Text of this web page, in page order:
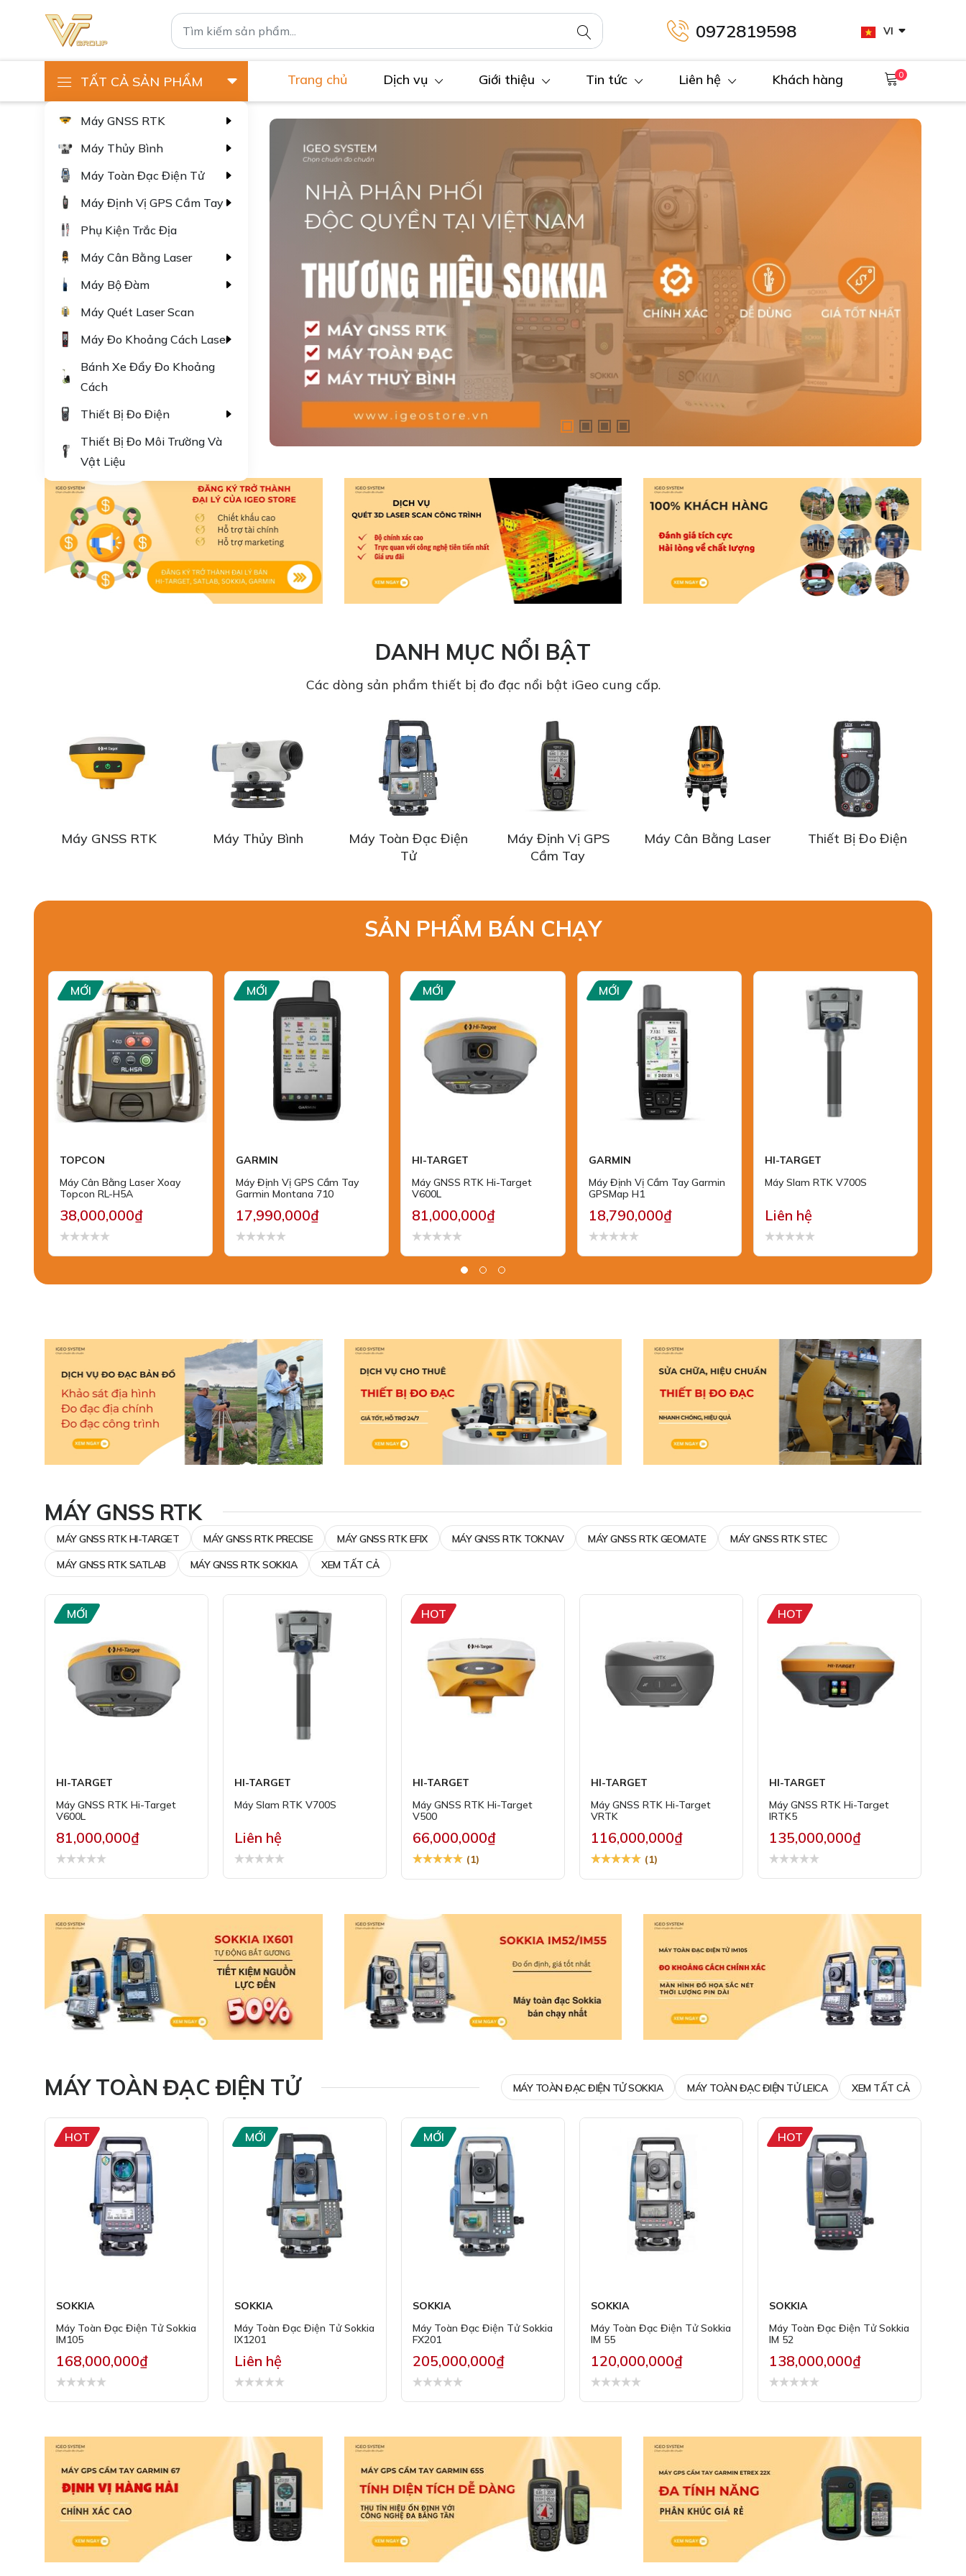
0972819598 VI
TẤT CẢ SẢN PHẨM
Máy GNSS RTK
Máy Thủy Bình
Máy Toàn Đạc Điện Tử
Máy Định Vị GPS Cầm Tay
Phụ Kiện Trắc Địa
Máy Cân Bằng Laser
Máy Bộ Đàm
Máy Quét Laser Scan
Máy Đo Khoảng Cách Laser
Bánh Xe Đẩy Đo Khoảng
Cách
Thiết Bị Đo Điện
Thiết Bị Đo Môi Trường Và
Vật Liệu
Trang chủ Dịch vụ Giới thiệu Tin tức Liên hệ Khách hàng 0
DANH MỤC NỔI BẬT
Các dòng sản phẩm thiết bị đo đạc nổi bật iGeo cung cấp.
Máy GNSS RTK Máy Thủy Bình
Máy Toàn Đạc Điện
Tử
Máy Định Vị GPS
Cầm Tay
Máy Cân Bằng Laser Thiết Bị Đo Điện
SẢN PHẨM BÁN CHẠY
MỚI
TOPCON
Máy Cân Bằng Laser Xoay
Topcon RL-H5A
38,000,000₫
MỚI
GARMIN
Máy Định Vị GPS Cầm Tay
Garmin Montana 710
17,990,000₫
MỚI
HI-TARGET
Máy GNSS RTK Hi-Target
V600L
81,000,000₫
MỚI
GARMIN
Máy Định Vị Cầm Tay Garmin
GPSMap H1
18,790,000₫
HI-TARGET
Máy Slam RTK V700S
Liên hệ
MÁY GNSS RTK
MÁY GNSS RTK HI-TARGET MÁY GNSS RTK PRECISE MÁY GNSS RTK EFIX MÁY GNSS RTK TOKNAV MÁY GNSS RTK GEOMATE
MÁY GNSS RTK STEC
MÁY GNSS RTK SATLAB
MÁY GNSS RTK SOKKIA XEM TẤT CẢ
MỚI
HI-TARGET
Máy GNSS RTK Hi-Target
V600L
81,000,000₫
HI-TARGET
Máy Slam RTK V700S
Liên hệ
HOT
HI-TARGET
Máy GNSS RTK Hi-Target
V500
66,000,000₫
(1)
HI-TARGET
Máy GNSS RTK Hi-Target
VRTK
116,000,000₫
(1)
HOT
HI-TARGET
Máy GNSS RTK Hi-Target
IRTK5
135,000,000₫
MÁY TOÀN ĐẠC ĐIỆN TỬ MÁY TOÀN ĐẠC ĐIỆN TỬ SOKKIA MÁY TOÀN ĐẠC ĐIỆN TỬ LEICA XEM TẤT CẢ
HOT
SOKKIA
Máy Toàn Đạc Điện Tử Sokkia
IM105
168,000,000₫
MỚI
SOKKIA
Máy Toàn Đạc Điện Tử Sokkia
IX1201
Liên hệ
MỚI
SOKKIA
Máy Toàn Đạc Điện Tử Sokkia
FX201
205,000,000₫
SOKKIA
Máy Toàn Đạc Điện Tử Sokkia
IM 55
120,000,000₫
HOT
SOKKIA
Máy Toàn Đạc Điện Tử Sokkia
IM 52
138,000,000₫